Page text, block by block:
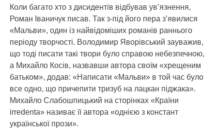
Коли багато хто з дисидентів відбував ув’язнення,
Роман Іваничук писав. Так з-під його пера з’явилися
«Мальви», один із найвідоміших романів раннього
періоду творчості. Володимир Яворівський зауважив,
що тоді писати такі твори було справою небезпечною,
а Михайло Косів, назвавши автора своїм «хрещеним
батьком», додав: «Написати «Мальви» в той час було
все одно, що причепити тризуб на лацкан піджака».
Михайло Слабошпицький на сторінках «Країни
irredenta» називає її автора «однією з констант
української прози».